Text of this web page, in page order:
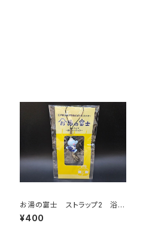
お湯の富士 ストラップ2 浴衣
バージョン（江戸川浴場組合）
¥400